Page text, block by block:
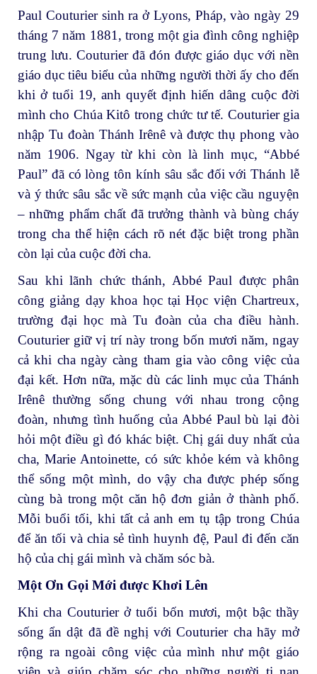
Paul Couturier sinh ra ở Lyons, Pháp, vào ngày 29
tháng 7 năm 1881, trong một gia đình công nghiệp
trung lưu. Couturier đã đón được giáo dục với nền
giáo dục tiêu biểu của những người thời ấy cho đến
khi ở tuổi 19, anh quyết định hiến dâng cuộc đời
mình cho Chúa Kitô trong chức tư tế. Couturier gia
nhập Tu đoàn Thánh Irênê và được thụ phong vào
năm 1906. Ngay từ khi còn là linh mục, “Abbé
Paul” đã có lòng tôn kính sâu sắc đối với Thánh lễ
và ý thức sâu sắc về sức mạnh của việc cầu nguyện
– những phẩm chất đã trưởng thành và bùng cháy
trong cha thể hiện cách rõ nét đặc biệt trong phần
còn lại của cuộc đời cha.
Sau khi lãnh chức thánh, Abbé Paul được phân
công giảng dạy khoa học tại Học viện Chartreux,
trường đại học mà Tu đoàn của cha điều hành.
Couturier giữ vị trí này trong bốn mươi năm, ngay
cả khi cha ngày càng tham gia vào công việc của
đại kết. Hơn nữa, mặc dù các linh mục của Thánh
Irênê thường sống chung với nhau trong cộng
đoàn, nhưng tình huống của Abbé Paul bù lại đòi
hỏi một điều gì đó khác biệt. Chị gái duy nhất của
cha, Marie Antoinette, có sức khỏe kém và không
thể sống một mình, do vậy cha được phép sống
cùng bà trong một căn hộ đơn giản ở thành phố.
Mỗi buổi tối, khi tất cả anh em tụ tập trong Chúa
để ăn tối và chia sẻ tình huynh đệ, Paul đi đến căn
hộ của chị gái mình và chăm sóc bà.
Một Ơn Gọi Mới được Khơi Lên
Khi cha Couturier ở tuổi bốn mươi, một bậc thầy
sống ẩn dật đã đề nghị với Couturier cha hãy mở
rộng ra ngoài công việc của mình như một giáo